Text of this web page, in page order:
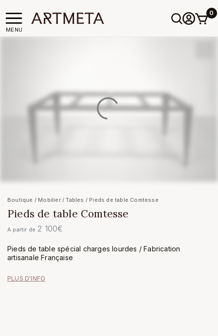
MENU
0
Boutique / Mobilier/Tables / Pieds de table Comtesse
Pieds de table Comtesse
A partir de 2 100€
Pieds de table spécial charges lourdes / Fabrication
artisanale Française
PLUS D'INFO